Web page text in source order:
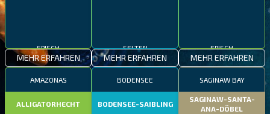
MEHR ERFAHREN MEHR ERFAHREN MEHR ERFAHREN
AMAZONAS
ALLIGATORHECHT
BODENSEE
BODENSEE-SAIBLING
SAGINAW BAY
SAGINAW-SANTA-
ANA-DÖBEL